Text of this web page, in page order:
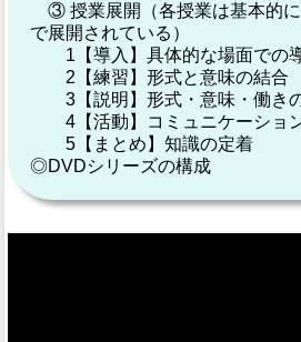
③ 授業展開（各授業は基本的
で展開されている）
1【導入】具体的な場面での
2【練習】形式と意味の結合
3【説明】形式・意味・働き
4【活動】コミュニケーショ
5【まとめ】知識の定着
◎DVDシリーズの構成